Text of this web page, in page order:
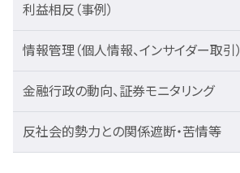
利益相反（事例）
情報管理（個人情報、インサイダー取引）
金融行政の動向、証券モニタリング
反社会的勢力との関係遮断・苦情等